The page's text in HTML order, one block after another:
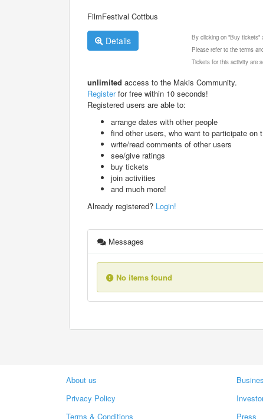
FilmFestival Cottbus
Details
By clicking on "Buy tickets"
Please refer to the terms
Tickets for this activity are
unlimited access to the Makis Community.
Registerfor free within 10 seconds!
Registered users are able to:
arrange dates with other people
find other users, who want to participate on
write/read comments of other users
see/give ratings
buy tickets
join activities
and much more!
Already registered? Login!
Messages
No items found
About us
Privacy Policy
Terms & Conditions
Press